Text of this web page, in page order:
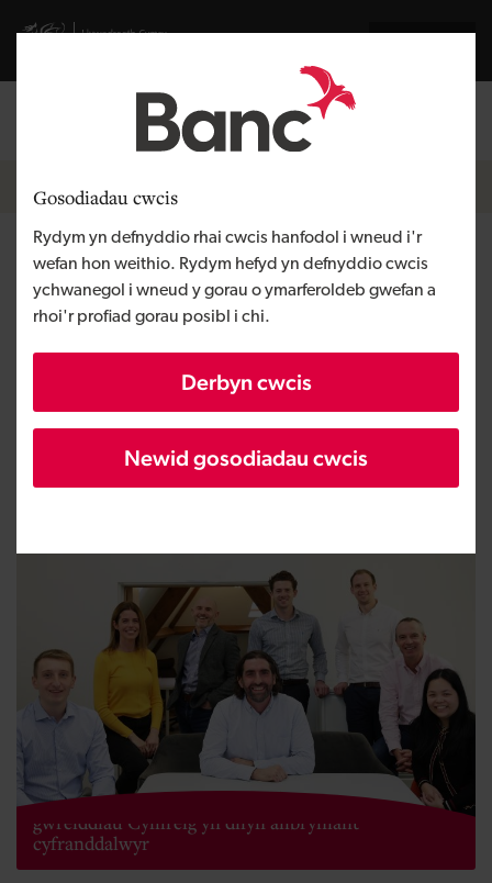
Gosodiadau cwcis
Rydym yn defnyddio rhai cwcis hanfodol i wneud i'r
wefan hon weithio. Rydym hefyd yn defnyddio cwcis
ychwanegol i wneud y gorau o ymarferoldeb gwefan a
rhoi'r profiad gorau posibl i chi.
Derbyn cwcis
Newid gosodiadau cwcis
Visit gov.wales website
Mewngofnodi
Breadcrumb
Hafan
Newyddion
Ymgynghoriaeth adeiladu yn mynd yn ôl i'w
gwreiddiau Cymreig yn dilyn allbryniant
cyfranddalwyr